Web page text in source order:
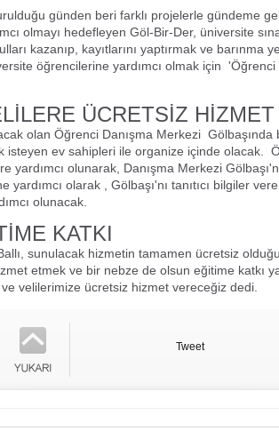
günden beri farklı projelerle gündeme
olmayı hedefleyen Göl-Bir-Der, üniversite
kazanıp, kayıtlarını yaptırmak ve barınma
öğrencilerine yardımcı olmak için 'Öğrenci
ÜCRETSİZ HİZMET
olan Öğrenci Danışma Merkezi Gölbaşında
isteyen ev sahipleri ile organize içinde olacak.
yardımcı olunarak, Danışma Merkezi
yardımcı olarak , Gölbaşı'nı tanıtıcı bilgiler
olunacak.
KATKI
sunulacak hizmetin tamamen ücretsiz
etmek ve bir nebze de olsun eğitime katkı
velilerimize ücretsiz hizmet vereceğiz dedi.
Tweet